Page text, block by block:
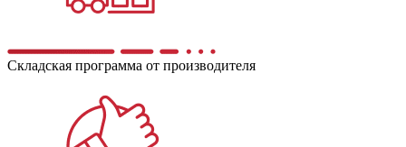
Складская программа от производителя